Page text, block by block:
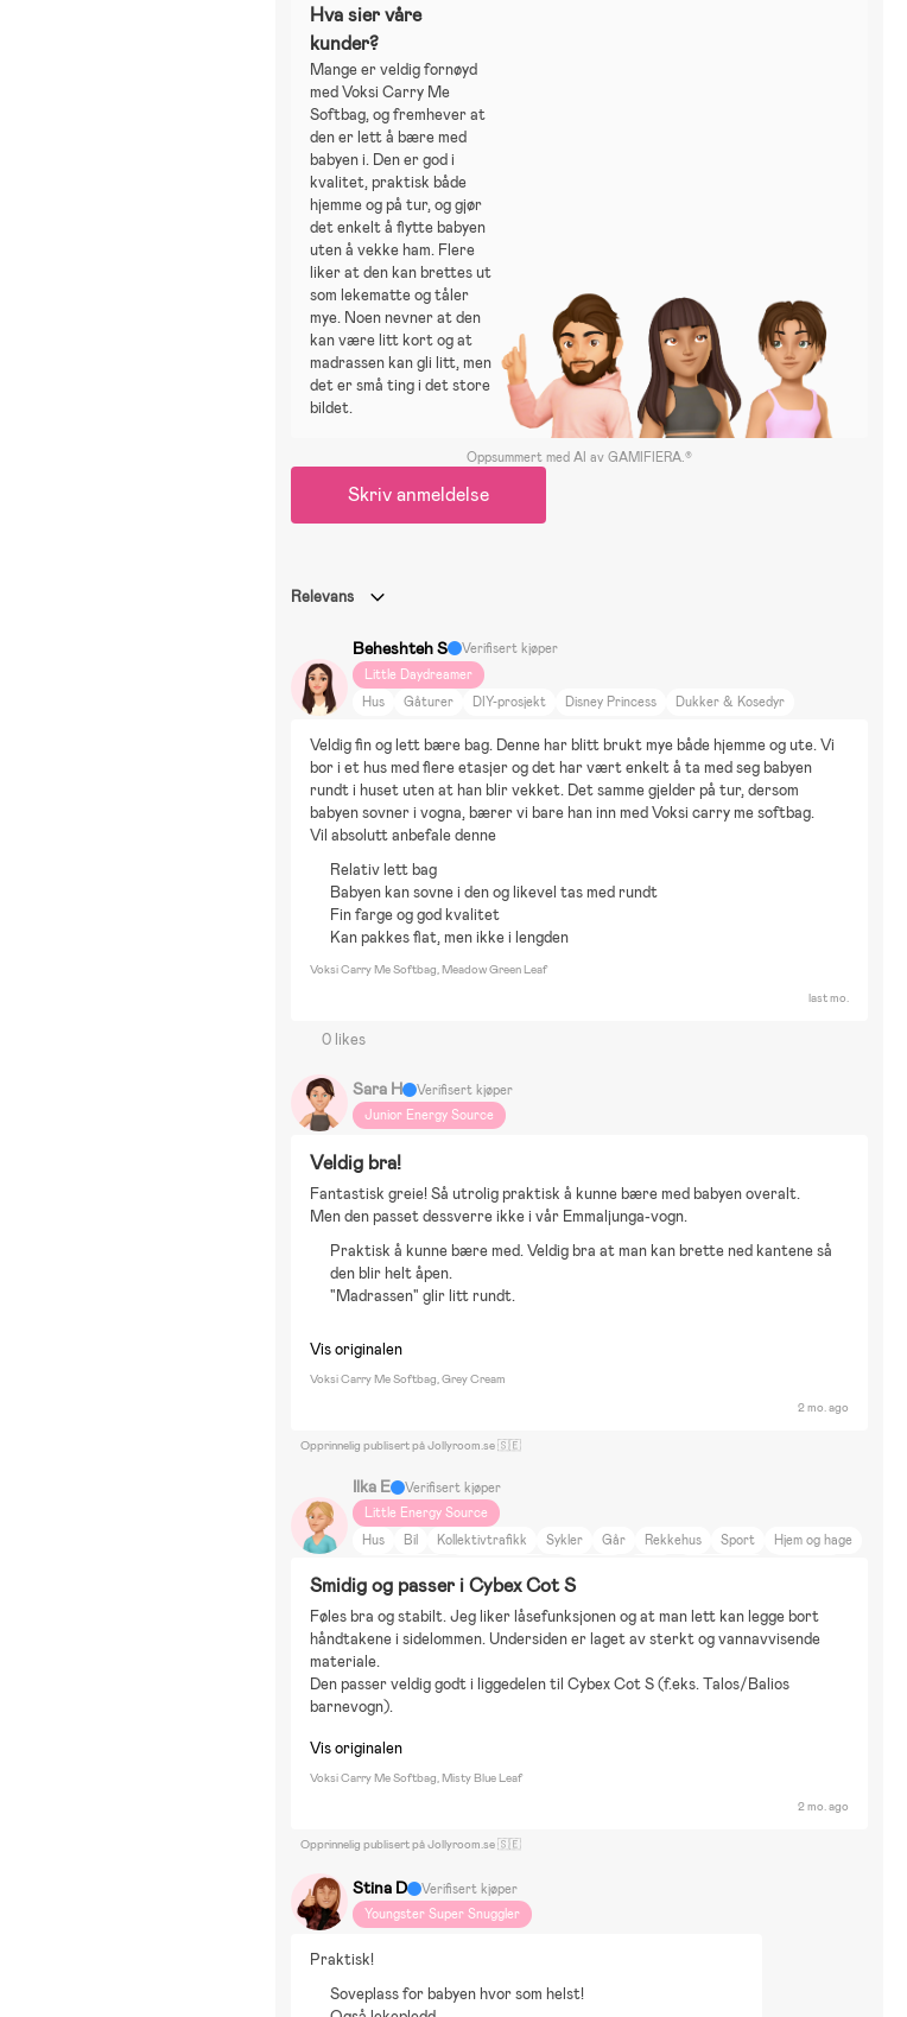
Hva sier våre
kunder?
Mange er veldig fornøyd
med Voksi Carry Me
Softbag, og fremhever at
den er lett å bære med
babyen i. Den er god i
kvalitet, praktisk både
hjemme og på tur, og gjør
det enkelt å flytte babyen
uten å vekke ham. Flere
liker at den kan brettes ut
som lekematte og tåler
mye. Noen nevner at den
kan være litt kort og at
madrassen kan gli litt, men
det er små ting i det store
bildet.
Oppsummert med AI av GAMIFIERA.®
Skriv anmeldelse
Relevans
Beheshteh S
Verifisert kjøper
Little Daydreamer
Hus
Gåturer DIY-prosjekt Disney Princess Dukker & Kosedyr
Veldig fin og lett bære bag. Denne har blitt brukt mye både hjemme og ute. Vi
bor i et hus med flere etasjer og det har vært enkelt å ta med seg babyen
rundt i huset uten at han blir vekket. Det samme gjelder på tur, dersom
babyen sovner i vogna, bærer vi bare han inn med Voksi carry me softbag.
Vil absolutt anbefale denne
Relativ lett bag
Babyen kan sovne i den og likevel tas med rundt
Fin farge og god kvalitet
Kan pakkes flat, men ikke i lengden
Voksi Carry Me Softbag, Meadow Green Leaf
last mo.
0 likes
Sara H
Verifisert kjøper
Junior Energy Source
Veldig bra!
Fantastisk greie! Så utrolig praktisk å kunne bære med babyen overalt.
Men den passet dessverre ikke i vår Emmaljunga-vogn.
Praktisk å kunne bære med. Veldig bra at man kan brette ned kantene så
den blir helt åpen.
"Madrassen" glir litt rundt.
Vis originalen
Voksi Carry Me Softbag, Grey Cream
2 mo. ago
Opprinnelig publisert på Jollyroom.se 🇸🇪
Ilka E
Verifisert kjøper
Little Energy Source
Hus
Bil Kollektivtrafikk Sykler Går Rekkehus Sport
Hjem og hage
Ski
Gåturer Løping Sykling
Smidig og passer i Cybex Cot S
Føles bra og stabilt. Jeg liker låsefunksjonen og at man lett kan legge bort
håndtakene i sidelommen. Undersiden er laget av sterkt og vannavvisende
materiale.
Den passer veldig godt i liggedelen til Cybex Cot S (f.eks. Talos/Balios
barnevogn).
Vis originalen
Voksi Carry Me Softbag, Misty Blue Leaf
2 mo. ago
Opprinnelig publisert på Jollyroom.se 🇸🇪
Stina D
Verifisert kjøper
Youngster Super Snuggler
Praktisk!
Soveplass for babyen hvor som helst!